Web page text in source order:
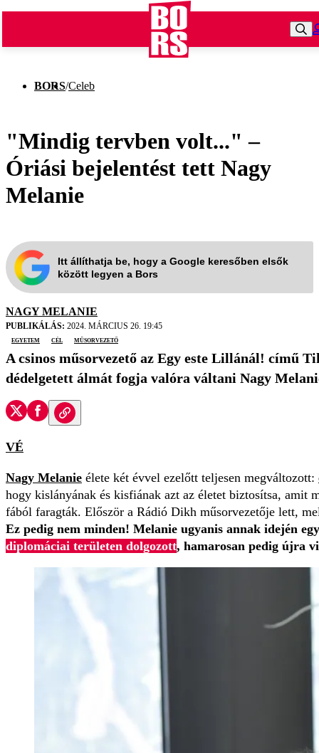
BORS/Celeb
"Mindig tervben volt..." –
Óriási bejelentést tett Nagy
Melanie
Itt állíthatja be, hogy a Google keresőben elsők
között legyen a Bors
NAGY MELANIE
PUBLIKÁLÁS: 2024. MÁRCIUS 26. 19:45
egyetem
cél műsorvezető
A csinos műsorvezető az Egy este Lillánál! című
dédelgetett álmát fogja valóra váltani Nagy
VÉ
Nagy Melanie élete két évvel ezelőtt teljesen megváltozott:
hogy kislányának és kisfiának azt az életet biztosítsa, amit
fából faragták. Először a Rádió Dikh műsorvezetője lett,
Ez pedig nem minden! Melanie ugyanis annak idején
diplomáciai területen dolgozott, hamarosan pedig újra